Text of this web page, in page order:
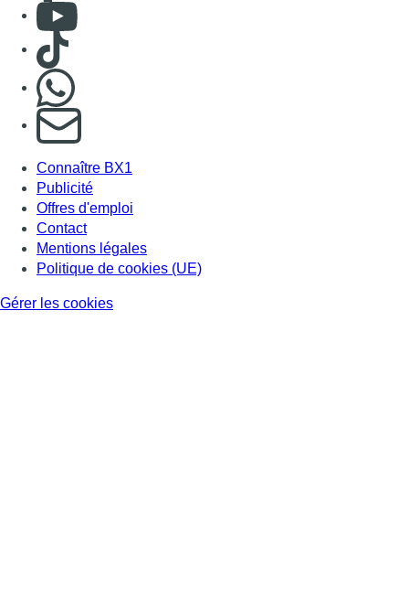
Consulter Youtube
Consulter TikTok
S'abonner à notre newsletter
Connaître BX1
Publicité
Offres d'emploi
Contact
Mentions légales
Politique de cookies (UE)
Gérer les cookies